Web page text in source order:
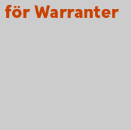
för Warranter